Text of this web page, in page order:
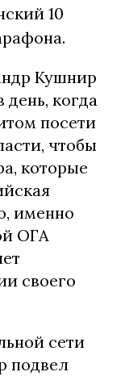
10
Кушнир
когда
посети
чтобы
которые
именно
ОГА
своего
сети
подвел